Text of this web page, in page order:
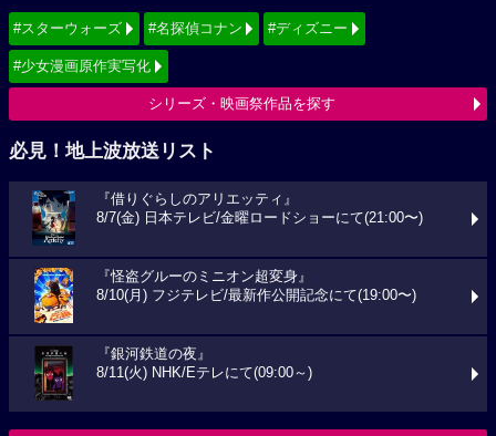
#スターウォーズ #名探偵コナン #ディズニー
#少女漫画原作実写化
シリーズ・映画祭作品を探す
必見！地上波放送リスト
『借りぐらしのアリエッティ』
8/7(金) 日本テレビ/金曜ロードショーにて(21:00〜)
『怪盗グルーのミニオン超変身』
8/10(月) フジテレビ/最新作公開記念にて(19:00〜)
『銀河鉄道の夜』
8/11(火) NHK/Eテレにて(09:00～)